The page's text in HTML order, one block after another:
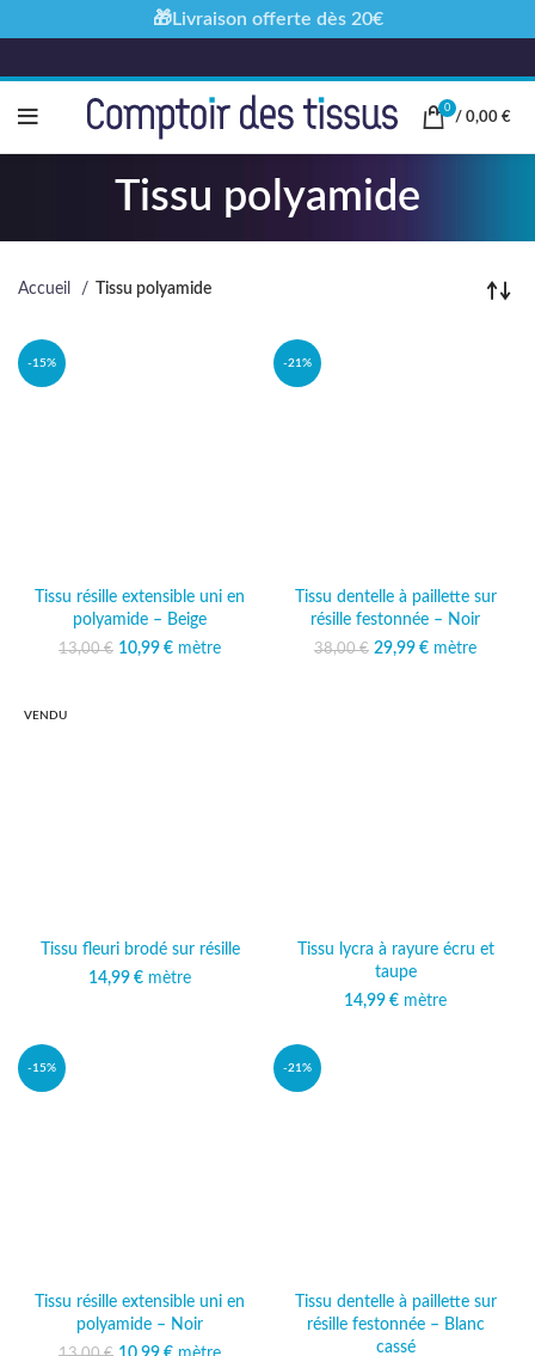
0
/ 0,00 €
Tissu polyamide
Accueil Tissu polyamide
-15%
Tissu résille extensible uni en
polyamide – Beige
13,00€ Le prix initial était :
10,99 €
Le prix
mètre
-21%
Tissu dentelle à paillette sur
résille festonnée – Noir
38,00€ Le prix initial était :
29,99 €
Le prix
mètre
VENDU
Tissu fleuri brodé sur résille
14,99 € mètre
Tissu lycra à rayure écru et
taupe
14,99 € mètre
-15%
Tissu résille extensible uni en
polyamide – Noir
-21%
Tissu dentelle à paillette sur
résille festonnée – Blanc
cassé
🎁Livraison offerte dès 20€